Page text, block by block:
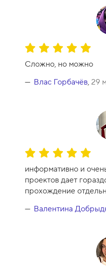
О
е
н
а
-
1
0
Сложно, но можно
Влас Горбачёв, 29
О
е
н
к
а
информативно и
проектов дает
прохождение
Валентина